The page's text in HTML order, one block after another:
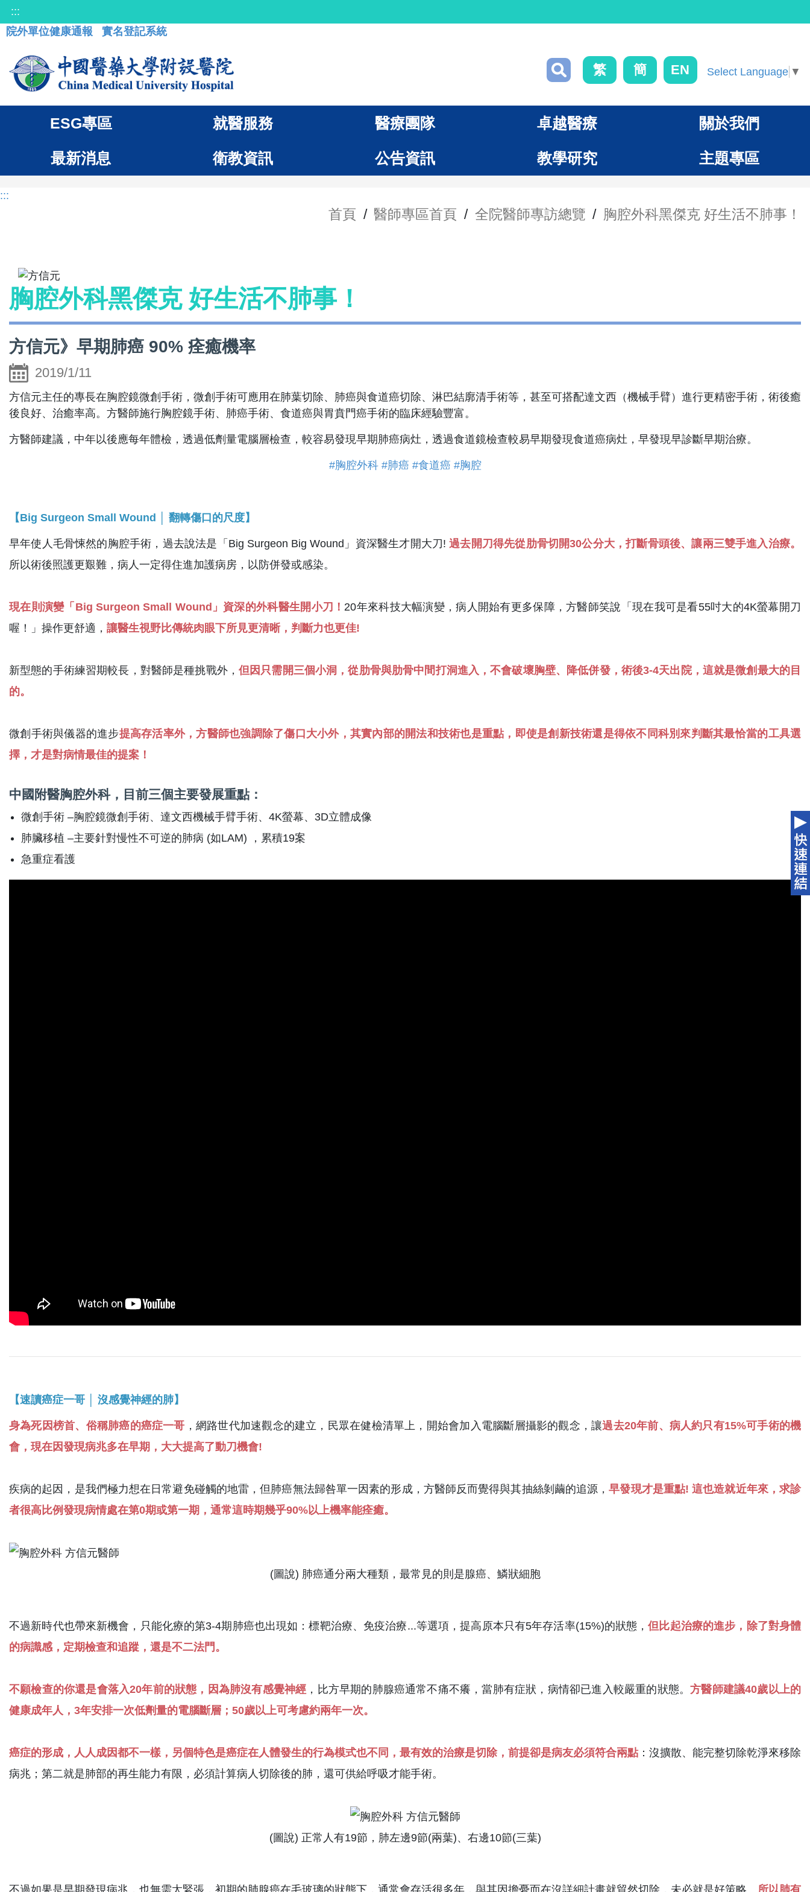
:::
院外單位健康通報
實名登記系統
繁 簡 EN Select Language ▼
ESG專區 就醫服務 醫療團隊 卓越醫療 關於我們
最新消息 衛教資訊 公告資訊 教學研究 主題專區
:::
首頁 / 醫師專區首頁 / 全院醫師專訪總覽 / 胸腔外科黑傑克 好生活不肺事！
胸腔外科黑傑克 好生活不肺事！
方信元》早期肺癌 90% 痊癒機率
2019/1/11
方信元主任的專長在胸腔鏡微創手術，微創手術可應用在肺葉切除、肺癌與食道癌切除、淋巴結廓清手術等，甚至可搭配達文西（機械手臂）進行更精密手術，術後癒
後良好、治癒率高。方醫師施行胸腔鏡手術、肺癌手術、食道癌與胃賁門癌手術的臨床經驗豐富。
方醫師建議，中年以後應每年體檢，透過低劑量電腦層檢查，較容易發現早期肺癌病灶，透過食道鏡檢查較易早期發現食道癌病灶，早發現早診斷早期治療。
#胸腔外科 #肺癌 #食道癌 #胸腔
【Big Surgeon Small Wound │ 翻轉傷口的尺度】
早年使人毛骨悚然的胸腔手術，過去說法是「Big Surgeon Big Wound」資深醫生才開大刀!過去開刀得先從肋骨切開30公分大，打斷骨頭後、讓兩三雙手進入治療。
所以術後照護更艱難，病人一定得住進加護病房，以防併發或感染。
現在則演變「Big Surgeon Small Wound」資深的外科醫生開小刀！ 20年來科技大幅演變，病人開始有更多保障，方醫師笑說「現在我可是看55吋大的4K螢幕開刀
喔！」操作更舒適， 讓醫生視野比傳統肉眼下所見更清晰，判斷力也更佳!
新型態的手術練習期較長，對醫師是種挑戰外， 但因只需開三個小洞，從肋骨與肋骨中間打洞進入，不會破壞胸壁、降低併發，術後3-4天出院，這就是微創最大的目
的。
微創手術與儀器的進步提高存活率外，方醫師也強調除了傷口大小外，其實內部的開法和技術也是重點，即使是創新技術還是得依不同科別來判斷其最恰當的工具選
擇，才是對病情最佳的提案！
中國附醫胸腔外科，目前三個主要發展重點：
微創手術 –胸腔鏡微創手術、達文西機械手臂手術、4K螢幕、3D立體成像
肺臟移植 –主要針對慢性不可逆的肺病 (如LAM) ，累積19案
急重症看護
【速讀癌症一哥 │ 沒感覺神經的肺】
身為死因榜首、俗稱肺癌的癌症一哥 ，網路世代加速觀念的建立，民眾在健檢清單上，開始會加入電腦斷層攝影的觀念，讓過去20年前、病人約只有15%可手術的機
會，現在因發現病兆多在早期，大大提高了動刀機會!
疾病的起因，是我們極力想在日常避免碰觸的地雷，但肺癌無法歸咎單一因素的形成，方醫師反而覺得與其抽絲剝繭的追源，早發現才是重點! 這也造就近年來，求診
者很高比例發現病情處在第0期或第一期，通常這時期幾乎90%以上機率能痊癒。
(圖說) 肺癌通分兩大種類，最常見的則是腺癌、鱗狀細胞
不過新時代也帶來新機會，只能化療的第3-4期肺癌也出現如：標靶治療、免疫治療...等選項，提高原本只有5年存活率(15%)的狀態，但比起治療的進步，除了對身體
的病識感，定期檢查和追蹤，還是不二法門。
不願檢查的你還是會落入20年前的狀態，因為肺沒有感覺神經 ，比方早期的肺腺癌通常不痛不癢，當肺有症狀，病情卻已進入較嚴重的狀態。方醫師建議40歲以上的
健康成年人，3年安排一次低劑量的電腦斷層；50歲以上可考慮約兩年一次。
癌症的形成，人人成因都不一樣，另個特色是癌症在人體發生的行為模式也不同，最有效的治療是切除，前提卻是病友必須符合兩點 ：沒擴散、能完整切除乾淨來移除
病兆；第二就是肺部的再生能力有限，必須計算病人切除後的肺，還可供給呼吸才能手術。
(圖說) 正常人有19節，肺左邊9節(兩葉)、右邊10節(三葉)
不過如果是早期發現病兆，也無需太緊張，初期的肺腺癌在毛玻璃的狀態下，通常會存活很多年，與其因擔憂而在沒詳細計畫就貿然切除，未必就是好策略。 所以肺有